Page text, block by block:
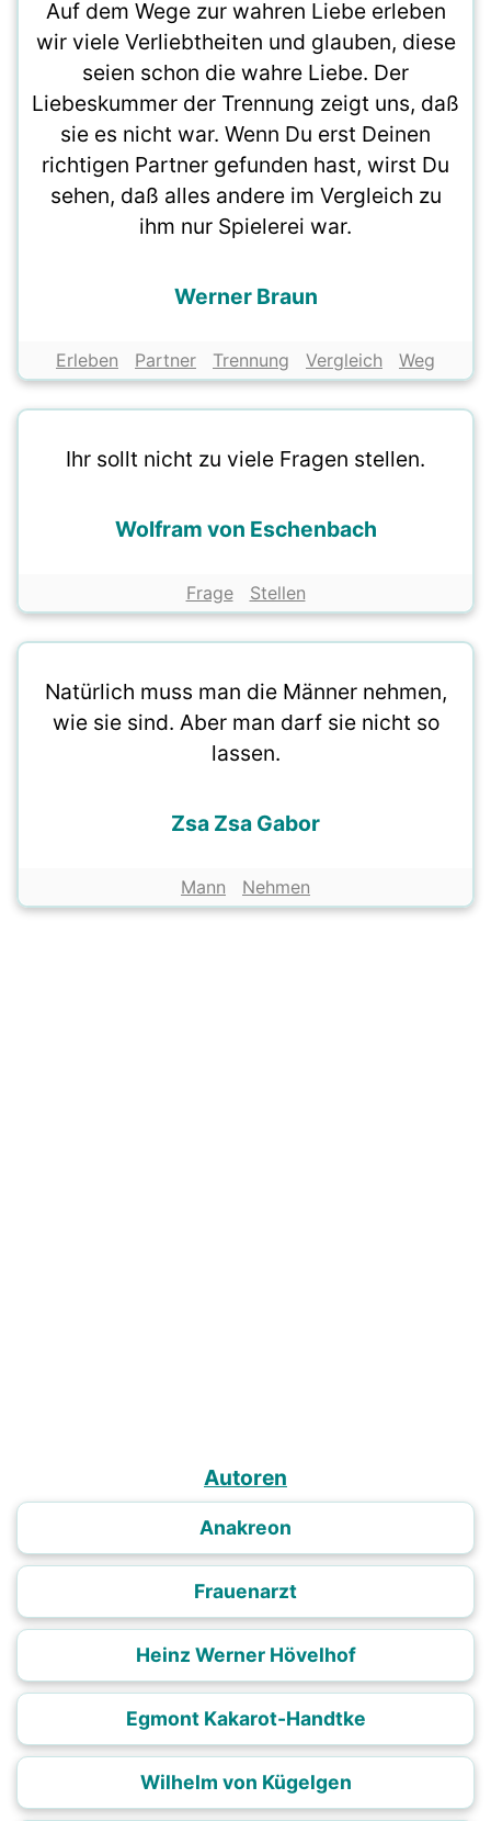
Auf dem Wege zur wahren Liebe erleben
wir viele Verliebtheiten und glauben, diese
seien schon die wahre Liebe. Der
Liebeskummer der Trennung zeigt uns, daß
sie es nicht war. Wenn Du erst Deinen
richtigen Partner gefunden hast, wirst Du
sehen, daß alles andere im Vergleich zu
ihm nur Spielerei war.
Werner Braun
Erleben Partner Trennung Vergleich Weg
Ihr sollt nicht zu viele Fragen stellen.
Wolfram von Eschenbach
Frage Stellen
Natürlich muss man die Männer nehmen,
wie sie sind. Aber man darf sie nicht so
lassen.
Zsa Zsa Gabor
Mann Nehmen
Autoren
Anakreon
Frauenarzt
Heinz Werner Hövelhof
Egmont Kakarot-Handtke
Wilhelm von Kügelgen